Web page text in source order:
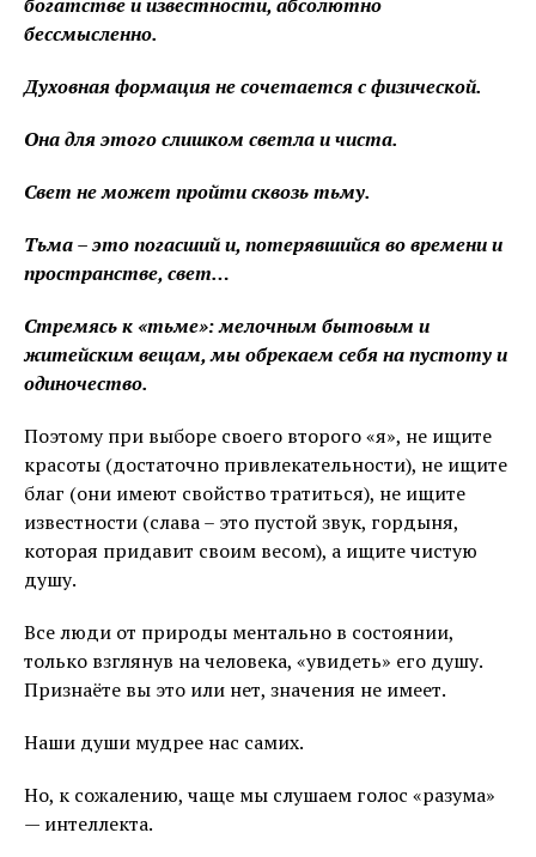
бессмысленно.
Духовная формация не сочетается с физической.
Она для этого слишком светла и чиста.
Свет не может пройти сквозь тьму.
Тьма – это погасший и, потерявшийся во времени и
пространстве, свет…
Стремясь к «тьме»: мелочным бытовым и
житейским вещам, мы обрекаем себя на пустоту и
одиночество.
Поэтому при выборе своего второго «я», не ищите
красоты (достаточно привлекательности), не ищите
благ (они имеют свойство тратиться), не ищите
известности (слава – это пустой звук, гордыня,
которая придавит своим весом), а ищите чистую
душу.
Все люди от природы ментально в состоянии,
только взглянув на человека, «увидеть» его душу.
Признаёте вы это или нет, значения не имеет.
Наши души мудрее нас самих.
Но, к сожалению, чаще мы слушаем голос «разума»
— интеллекта.